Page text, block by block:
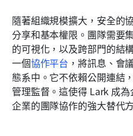
隨著組織規模擴大，安全的
分享和基本權限。團隊需要
的可視化，以及跨部門的結
一個協作平台 ，將訊息、會
態系中。它不依賴公開連結
管理監督。這使得 Lark 成
企業的團隊協作的強大替代